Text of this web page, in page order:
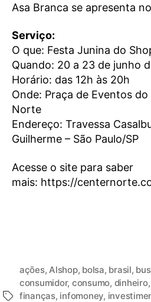
Asa Branca se apresenta
Serviço:
O que: Festa Junina do
Quando: 20 a 23 de junho
Horário: das 12h às 20h
Onde: Praça de Eventos
Norte
Endereço: Travessa
Guilherme – São Paulo/SP
Acesse o site para saber
mais: https://
ações,Alshop, bolsa, brasil,
consumidor, consumo, dinheiro
finanças, infomoney,